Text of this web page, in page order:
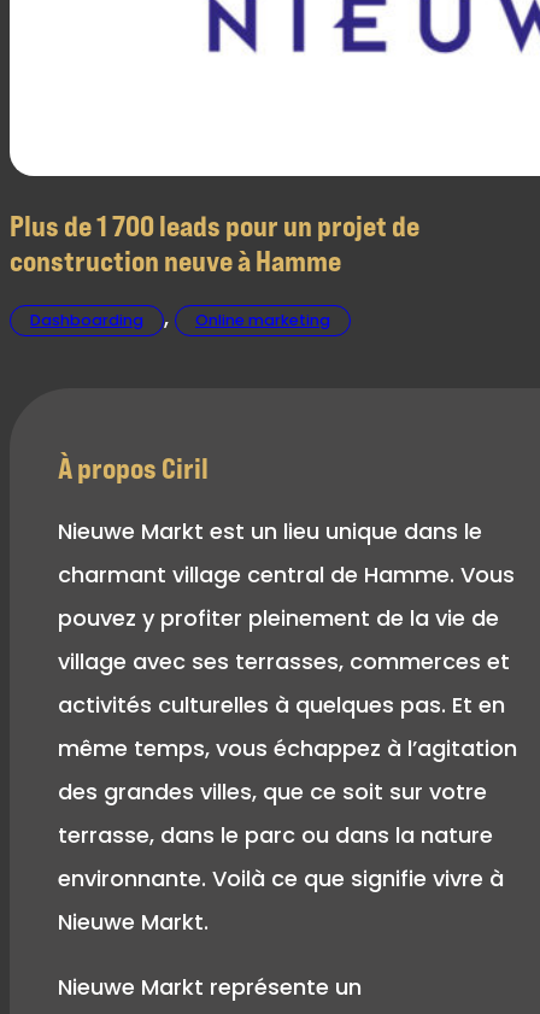
Plus de 1 700 leads pour un projet de
construction neuve à Hamme
Dashboarding , Online marketing
À propos Ciril
Nieuwe Markt est un lieu unique dans le
charmant village central de Hamme. Vous
pouvez y profiter pleinement de la vie de
village avec ses terrasses, commerces et
activités culturelles à quelques pas. Et en
même temps, vous échappez à l’agitation
des grandes villes, que ce soit sur votre
terrasse, dans le parc ou dans la nature
environnante. Voilà ce que signifie vivre à
Nieuwe Markt.
Nieuwe Markt représente un